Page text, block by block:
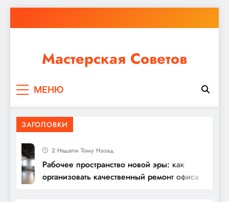
к
Мастерская Советов
ремонт или крупное строительство, в Мастерской
реализации своих идей!
МЕНЮ
ЗАГОЛОВКИ
2 Недели Тому Назад
Рабочее пространство новой эры: как
организовать качественный ремонт офиса